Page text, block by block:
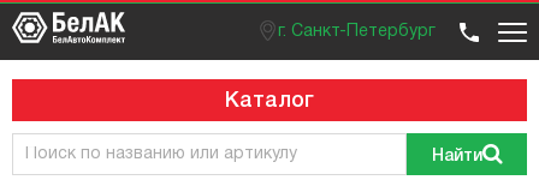
г. Санкт-Петербург
Розничный отдел
Вход / регистрация
Каталог
Найти